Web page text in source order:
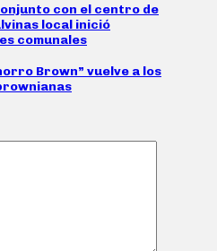
con el centro de
local inició
comunales
Brown” vuelve a los